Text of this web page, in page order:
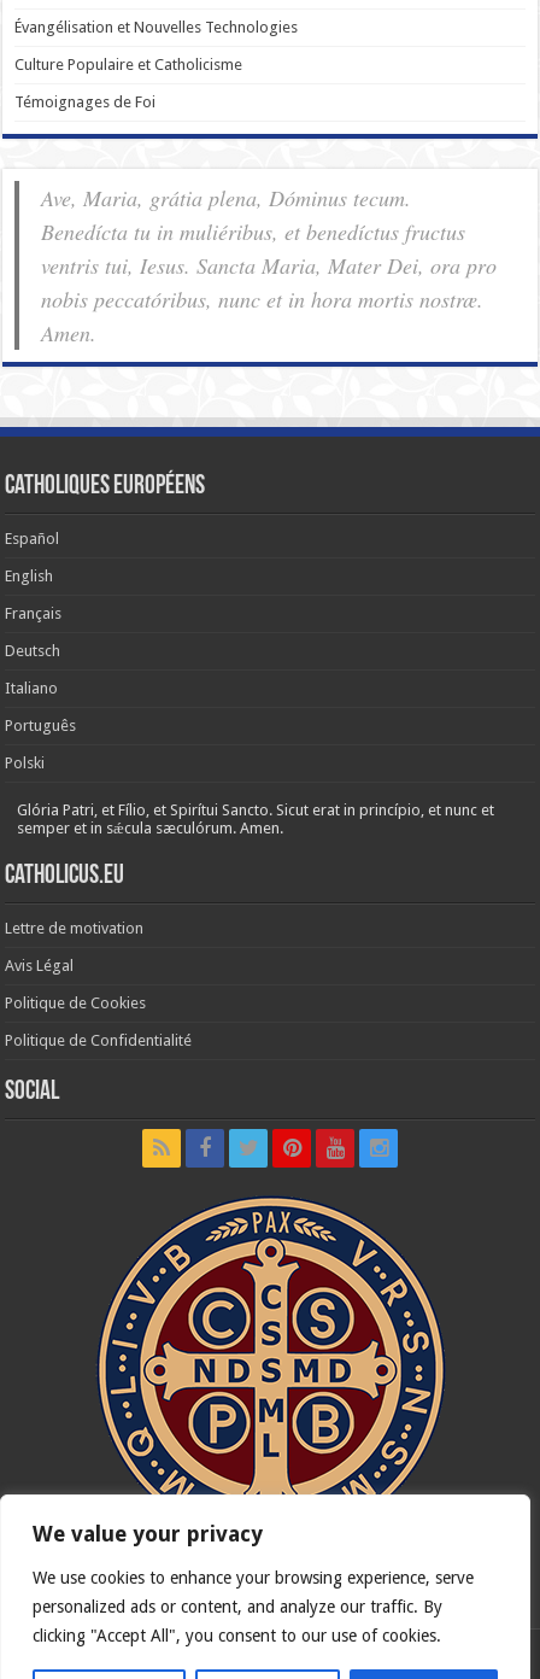
We value your privacy
We use cookies to enhance your browsing experience, serve
personalized ads or content, and analyze our traffic. By
clicking "Accept All", you consent to our use of cookies.
Évangélisation et Nouvelles Technologies
Culture Populaire et Catholicisme
Témoignages de Foi
Ave, Maria, grátia plena, Dóminus tecum.
Benedícta tu in muliéribus, et benedíctus fructus
ventris tui, Iesus. Sancta Maria, Mater Dei, ora pro
nobis pec­ca­tóribus, nunc et in hora mortis nostræ.
Amen.
Catholiques européens
Español
English
Français
Deutsch
Italiano
Português
Polski
Glória Patri, et Fílio, et Spirítui Sancto. Sicut erat in princípio, et nunc et
semper et in sǽcula sæculórum. Amen.
Catholicus.eu
Lettre de motivation
Avis Légal
Politique de Cookies
Politique de Confidentialité
Social
In nómine Patris, et Fílii, et Spíritus Sancti. Amen.